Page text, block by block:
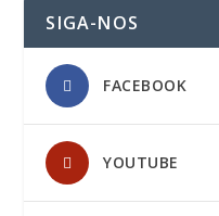
SIGA-NOS
FACEBOOK
YOUTUBE